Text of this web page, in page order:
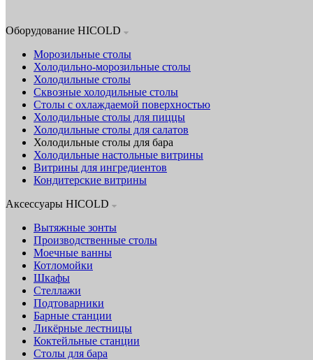
Оборудование HICOLD
Морозильные столы
Холодильно-морозильные столы
Холодильные столы
Сквозные холодильные столы
Столы с охлаждаемой поверхностью
Холодильные столы для пиццы
Холодильные столы для салатов
Холодильные столы для бара
Холодильные настольные витрины
Витрины для ингредиентов
Кондитерские витрины
Аксессуары HICOLD
Вытяжные зонты
Производственные столы
Моечные ванны
Котломойки
Шкафы
Стеллажи
Подтоварники
Барные станции
Ликёрные лестницы
Коктейльные станции
Столы для бара